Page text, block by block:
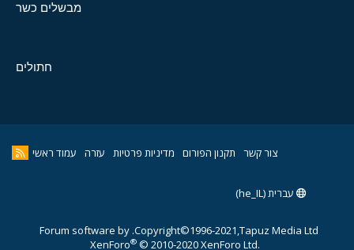
מבשלים כשר
חתולים
צור קשר תקנון הפורום מדיניות פרטיות עזרה עמוד ראשי
עברית (he_IL)
Copyright©1996-2021,Tapuz Media Ltd.
Forum software by
XenForo® © 2010-2020 XenForo Ltd.